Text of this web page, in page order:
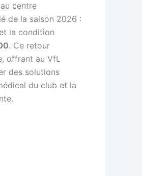
centre
de la saison 2026 :
la condition
. Ce retour
offrant au VfL
des solutions
du club et la